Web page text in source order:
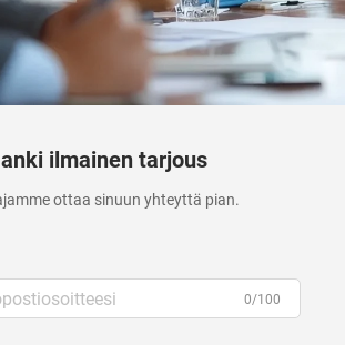
ilmainen tarjous
ottaa sinuun yhteyttä pian.
0/100